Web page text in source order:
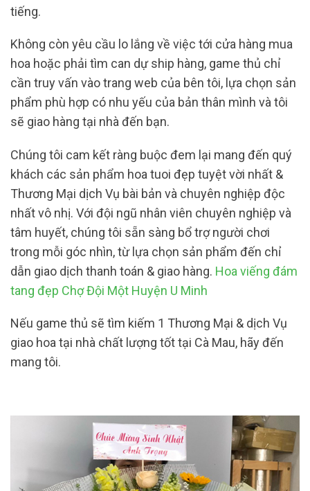
tiếng.
Không còn yêu cầu lo lắng về việc tới cửa hàng mua
hoa hoặc phải tìm can dự ship hàng, game thủ chỉ
cần truy vấn vào trang web của bên tôi, lựa chọn sản
phẩm phù hợp có nhu yếu của bản thân mình và tôi
sẽ giao hàng tại nhà đến bạn.
Chúng tôi cam kết ràng buộc đem lại mang đến quý
khách các sản phẩm hoa tuoi đẹp tuyệt vời nhất &
Thương Mại dịch Vụ bài bản và chuyên nghiệp độc
nhất vô nhị. Với đội ngũ nhân viên chuyên nghiệp và
tâm huyết, chúng tôi sẵn sàng bổ trợ người chơi
trong mỗi góc nhìn, từ lựa chọn sản phẩm đến chỉ
dẫn giao dịch thanh toán & giao hàng. Hoa viếng đám
tang đẹp Chợ Đội Một Huyện U Minh
Nếu game thủ sẽ tìm kiếm 1 Thương Mại & dịch Vụ
giao hoa tại nhà chất lượng tốt tại Cà Mau, hãy đến
mang tôi.